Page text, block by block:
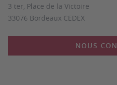
3 ter, Place de la Victoire
33076 Bordeaux CEDEX
NOUS